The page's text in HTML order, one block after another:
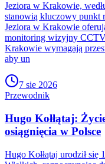
Jeziora w Krakowie,
stanowią kluczowy punkt
Jeziora w Krakowie
monitoring wizyjny
Krakowie wymagają
aby un
7 sie 2026
Przewodnik
Hugo Kołłątaj:
osiągnięcia w Polsce
Hugo Kołłątaj urodził